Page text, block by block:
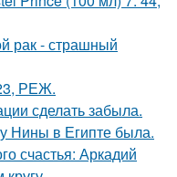
рак - страшный
РЕЖ.
сделать забыла.
Нины в Египте была.
счастья: Аркадий